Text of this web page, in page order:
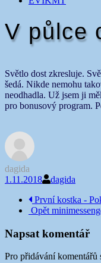
V půlce
Světlo dost zkresluje.
šedá. Nikde nemohu
neodhadla. Už jsem ji
pro bonusový program.
dagida
1.11.2018
dagida
Navigace
příspěvku
První kostka -
Opět
Napsat komentář
Pro přidávání komentářů